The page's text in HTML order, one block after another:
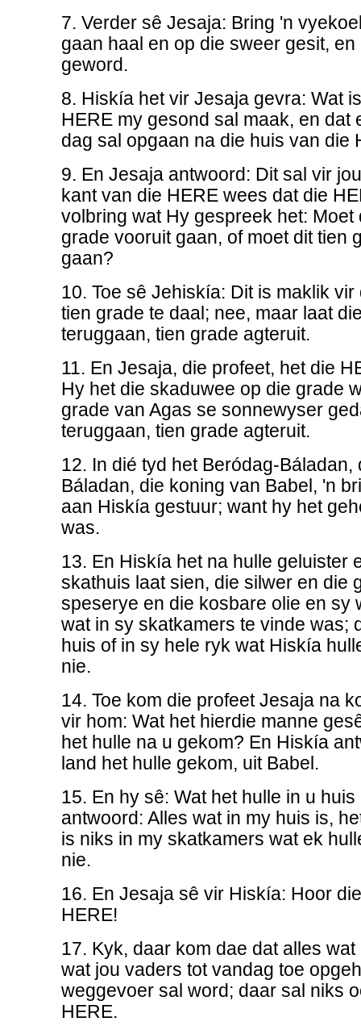
7. Verder sê Jesaja: Bring 'n
gaan haal en op die sweer gesit,
geword.
8. Hiskía het vir Jesaja gevra: Wat
HERE my gesond sal maak, en dat
dag sal opgaan na die huis van die
9. En Jesaja antwoord: Dit sal vir
kant van die HERE wees dat die
volbring wat Hy gespreek het: Moet
grade vooruit gaan, of moet dit tien
gaan?
10. Toe sê Jehiskía: Dit is maklik
tien grade te daal; nee, maar laat
teruggaan, tien grade agteruit.
11. En Jesaja, die profeet, het die
Hy het die skaduwee op die grade
grade van Agas se sonnewyser
teruggaan, tien grade agteruit.
12. In dié tyd het Beródag-Báladan,
Báladan, die koning van Babel, 'n
aan Hiskía gestuur; want hy het
was.
13. En Hiskía het na hulle geluister
skathuis laat sien, die silwer en die
speserye en die kosbare olie en sy
wat in sy skatkamers te vinde was;
huis of in sy hele ryk wat Hiskía
nie.
14. Toe kom die profeet Jesaja na
vir hom: Wat het hierdie manne
het hulle na u gekom? En Hiskía
land het hulle gekom, uit Babel.
15. En hy sê: Wat het hulle in u
antwoord: Alles wat in my huis is,
is niks in my skatkamers wat ek
nie.
16. En Jesaja sê vir Hiskía: Hoor
HERE!
17. Kyk, daar kom dae dat alles
wat jou vaders tot vandag toe
weggevoer sal word; daar sal niks
HERE.